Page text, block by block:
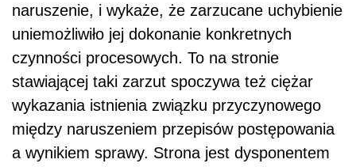
naruszenie, i wykaże, że zarzucane uchybienie
uniemożliwiło jej dokonanie konkretnych
czynności procesowych. To na stronie
stawiającej taki zarzut spoczywa też ciężar
wykazania istnienia związku przyczynowego
między naruszeniem przepisów postępowania
a wynikiem sprawy. Strona jest dysponentem